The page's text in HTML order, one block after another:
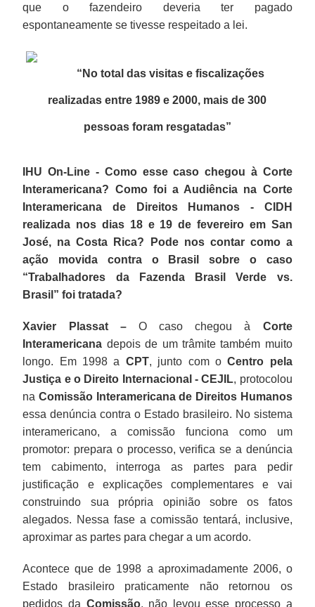
que o fazendeiro deveria ter pagado
espontaneamente se tivesse respeitado a lei.
“No total das visitas e fiscalizações
realizadas entre 1989 e 2000, mais de 300
pessoas foram resgatadas”
IHU On-Line - Como esse caso chegou à Corte
Interamericana? Como foi a Audiência na Corte
Interamericana de Direitos Humanos - CIDH
realizada nos dias 18 e 19 de fevereiro em San
José, na Costa Rica? Pode nos contar como a
ação movida contra o Brasil sobre o caso
“Trabalhadores da Fazenda Brasil Verde vs.
Brasil” foi tratada?
Xavier Plassat –O caso chegou à Corte
Interamericana depois de um trâmite também muito
longo. Em 1998 a CPT, junto com oCentro pela
Justiça e o Direito Internacional - CEJIL, protocolou
naComissão Interamericana de Direitos Humanos
essa denúncia contra o Estado brasileiro. No sistema
interamericano, a comissão funciona como um
promotor: prepara o processo, verifica se a denúncia
tem cabimento, interroga as partes para pedir
justificação e explicações complementares e vai
construindo sua própria opinião sobre os fatos
alegados. Nessa fase a comissão tentará, inclusive,
aproximar as partes para chegar a um acordo.
Acontece que de 1998 a aproximadamente 2006, o
Estado brasileiro praticamente não retornou os
pedidos da Comissão, não levou esse processo a